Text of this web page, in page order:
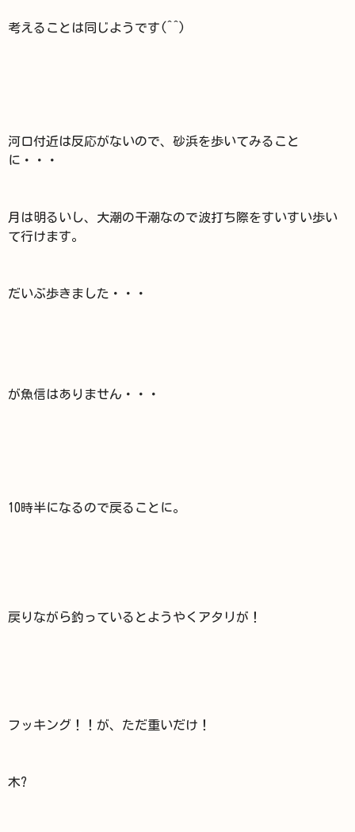
考えることは同じようです(^^)
河口付近は反応がないので、砂浜を歩いてみること
に・・・
月は明るいし、大潮の干潮なので波打ち際をすいすい歩い
て行けます。
だいぶ歩きました・・・
が魚信はありません・・・
10時半になるので戻ることに。
戻りながら釣っているとようやくアタリが！
フッキング！！が、ただ重いだけ！
木?